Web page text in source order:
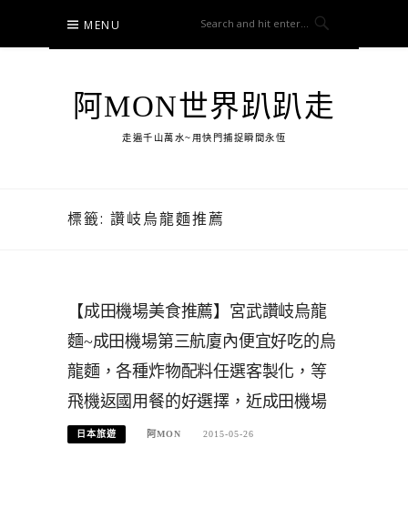
content
MENU
阿MON世界趴趴走
走遍千山萬水~用快門捕捉瞬間永恆
標籤: 讚岐烏龍麵推薦
【成田機場美食推薦】宮武讚岐烏龍
麵~成田機場第三航廈內便宜好吃的烏
龍麵，各種炸物配料任選客製化，等
飛機返國用餐的好選擇，近成田機場
日本旅遊 阿MON 2015-05-26